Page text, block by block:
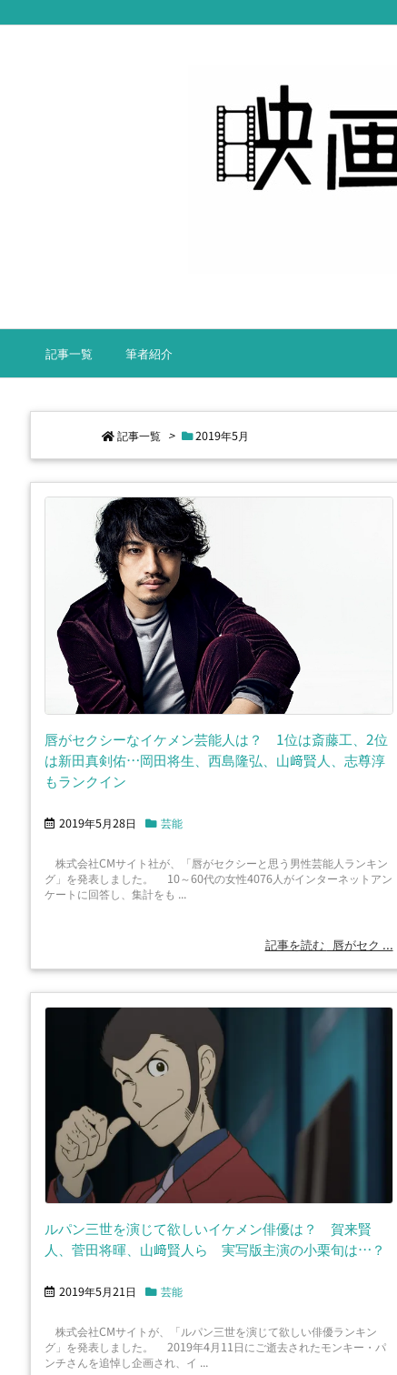
記事一覧 筆者紹介
記事一覧 > 2019年5月
唇がセクシーなイケメン芸能人は？ 1位は斎藤工、2位
は新田真剣佑…岡田将生、西島隆弘、山﨑賢人、志尊淳
もランクイン
2019年5月28日 芸能
株式会社CMサイト社が、「唇がセクシーと思う男性芸能人ランキン
グ」を発表しました。 10～60代の女性4076人がインターネットアン
ケートに回答し、集計をも ...
記事を読む 唇がセク ...
ルパン三世を演じて欲しいイケメン俳優は？ 賀来賢
人、菅田将暉、山﨑賢人ら 実写版主演の小栗旬は…？
2019年5月21日 芸能
株式会社CMサイトが、「ルパン三世を演じて欲しい俳優ランキン
グ」を発表しました。 2019年4月11日にご逝去されたモンキー・パ
ンチさんを追悼し企画され、イ ...